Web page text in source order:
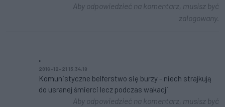
Aby odpowiedzieć na komentarz, musisz być
zalogowany.
.
2016-12-21 13:34:18
Komunistyczne belferstwo się burzy - niech strajkują
do usranej śmierci lecz podczas wakacji.
Aby odpowiedzieć na komentarz, musisz być